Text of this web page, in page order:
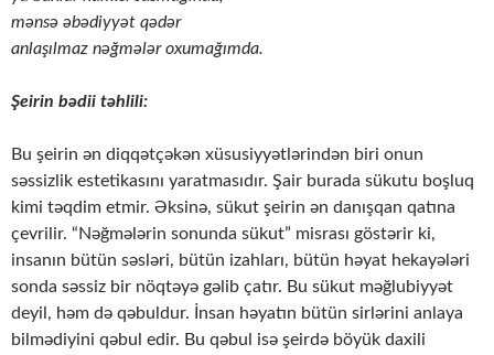
mənsə əbədiyyət qədər
anlaşılmaz nəğmələr oxumağımda.
Şeirin bədii təhlili:
Bu şeirin ən diqqətçəkən xüsusiyyətlərindən biri onun
səssizlik estetikasını yaratmasıdır. Şair burada sükutu boşluq
kimi təqdim etmir. Əksinə, sükut şeirin ən danışqan qatına
çevrilir. “Nəğmələrin sonunda sükut” misrası göstərir ki,
insanın bütün səsləri, bütün izahları, bütün həyat hekayələri
sonda səssiz bir nöqtəyə gəlib çatır. Bu sükut məğlubiyyət
deyil, həm də qəbuldur. İnsan həyatın bütün sirlərini anlaya
bilmədiyini qəbul edir. Bu qəbul isə şeirdə böyük daxili